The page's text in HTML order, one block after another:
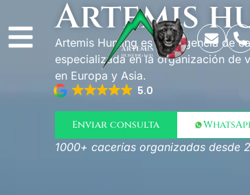
Artemis
Artemis Hunting es una agencia de
especializada en la organización de
en Europa y Asia.
5.0
Enviar consulta
1000+ cacerías organizadas desde